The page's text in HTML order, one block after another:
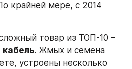
крайней мере, с 2014
товар из ТОП-10 –
кабель. Жмых и семена
устроены несколько